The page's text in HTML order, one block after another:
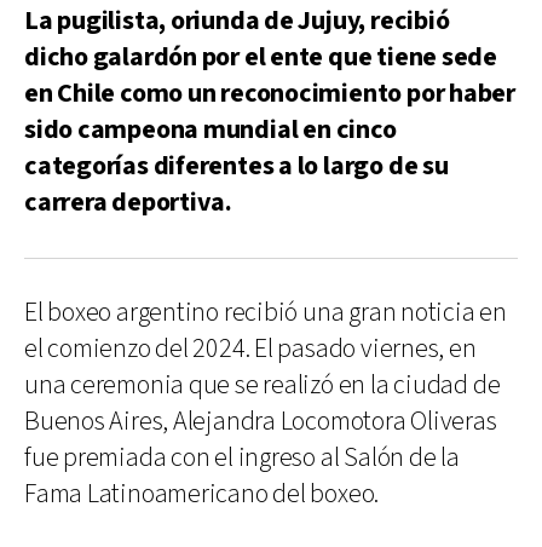
La pugilista, oriunda de Jujuy, recibió
dicho galardón por el ente que tiene sede
en Chile como un reconocimiento por haber
sido campeona mundial en cinco
categorías diferentes a lo largo de su
carrera deportiva.
El boxeo argentino recibió una gran noticia en
el comienzo del 2024. El pasado viernes, en
una ceremonia que se realizó en la ciudad de
Buenos Aires, Alejandra Locomotora Oliveras
fue premiada con el ingreso al Salón de la
Fama Latinoamericano del boxeo.